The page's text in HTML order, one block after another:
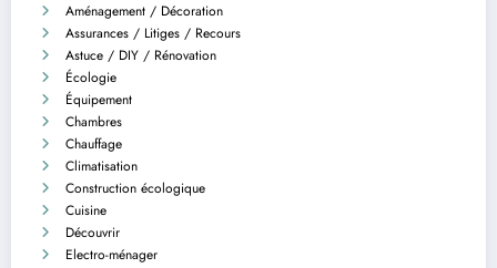
Aménagement / Décoration
Assurances / Litiges / Recours
Astuce / DIY / Rénovation
Écologie
Équipement
Chambres
Chauffage
Climatisation
Construction écologique
Cuisine
Découvrir
Electro-ménager